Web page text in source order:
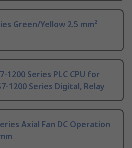
Green/Yellow 2.5 mm²
1200 Series PLC CPU for
1200 Series Digital, Relay
Axial Fan DC Operation